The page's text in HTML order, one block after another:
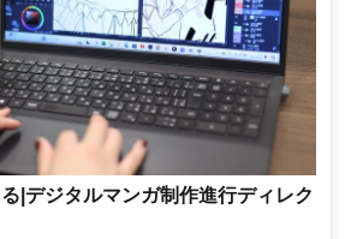
|デジタルマンガ制作進行ディレク